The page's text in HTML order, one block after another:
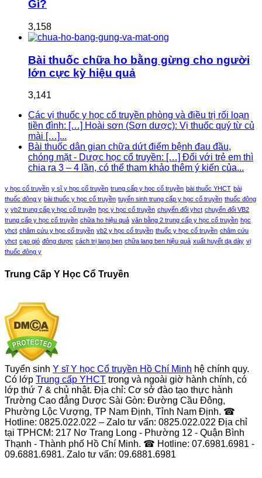
Gì?
3,158
Bài thuốc chữa ho bằng gừng cho người
lớn cực kỳ hiệu quả
3,141
Các vị thuốc y học cổ truyền phòng và điều trị rối loạn
tiền đình: […] Hoài sơn (Sơn dược): Vị thuốc quý từ củ
mài […]...
Bài thuốc dân gian chữa dứt điểm bệnh đau đầu,
chóng mặt - Dược học cổ truyền: […] Đối với trẻ em thì
chia ra 3 – 4 lần, có thể tham khảo thêm ý kiến của...
y học cổ truyền y sĩ y học cổ truyền trung cấp y học cổ truyền bài thuốc YHCT bài
thuốc đông y bài thuốc y học cổ truyền tuyển sinh trung cấp y học cổ truyền thuốc đông
y vb2 trung cấp y học cổ truyền học y học cổ truyền chuyển đổi yhct chuyển đổi VB2
trung cấp y học cổ truyền chữa ho hiệu quả văn bằng 2 trung cấp y học cổ truyền học
yhct châm cứu y học cổ truyền vb2 y học cổ truyền thuốc y học cổ truyền châm cứu
yhct cạo gió đông dược cách trị lang ben chữa lang ben hiệu quả xuất huyết dạ dày vị
thuốc đông y
Trung Cấp Y Học Cổ Truyền
Tuyển sinh Y sĩ Y học Cổ truyền Hồ Chí Minh hệ chính quy.
Có lớp Trung cấp YHCT trong và ngoài giờ hành chính, có
lớp thứ 7 & chủ nhật. Địa chỉ: Cơ sở đào tạo thực hành
Trường Cao đẳng Dược Sài Gòn: Đường Cầu Đông,
Phường Lộc Vượng, TP Nam Định, Tỉnh Nam Định. ☎
Hotline: 0825.022.022 – Zalo tư vấn: 0825.022.022 Địa chỉ
tại TPHCM: 217 Nơ Trang Long - Phường 12 - Quận Bình
Thạnh - Thành phố Hồ Chí Minh. ☎ Hotline: 07.6981.6981 -
09.6881.6981. Zalo tư vấn: 09.6881.6981